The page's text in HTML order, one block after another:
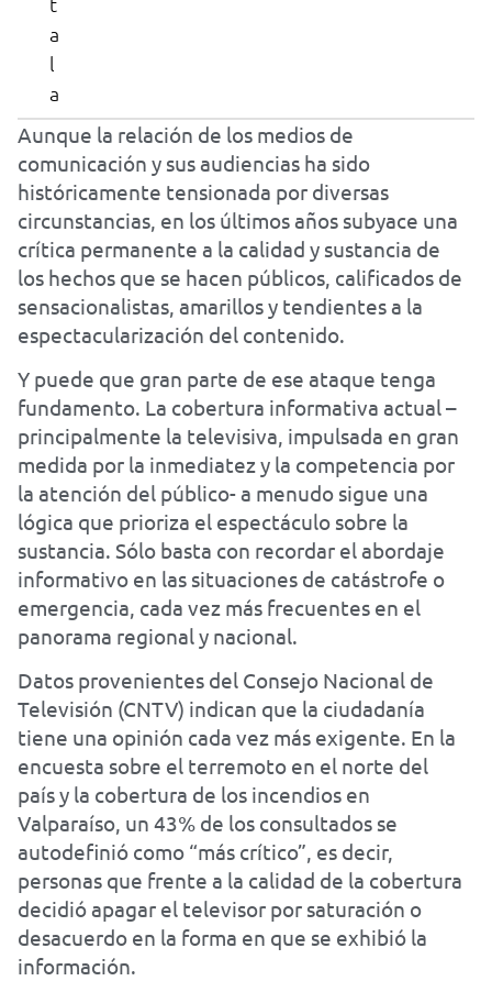
a
l
a
Aunque la relación de los medios de
comunicación y sus audiencias ha sido
históricamente tensionada por diversas
circunstancias, en los últimos años subyace una
crítica permanente a la calidad y sustancia de
los hechos que se hacen públicos, calificados de
sensacionalistas, amarillos y tendientes a la
espectacularización del contenido.
Y puede que gran parte de ese ataque tenga
fundamento. La cobertura informativa actual –
principalmente la televisiva, impulsada en gran
medida por la inmediatez y la competencia por
la atención del público- a menudo sigue una
lógica que prioriza el espectáculo sobre la
sustancia. Sólo basta con recordar el abordaje
informativo en las situaciones de catástrofe o
emergencia, cada vez más frecuentes en el
panorama regional y nacional.
Datos provenientes del Consejo Nacional de
Televisión (CNTV) indican que la ciudadanía
tiene una opinión cada vez más exigente. En la
encuesta sobre el terremoto en el norte del
país y la cobertura de los incendios en
Valparaíso, un 43% de los consultados se
autodefinió como “más crítico”, es decir,
personas que frente a la calidad de la cobertura
decidió apagar el televisor por saturación o
desacuerdo en la forma en que se exhibió la
información.